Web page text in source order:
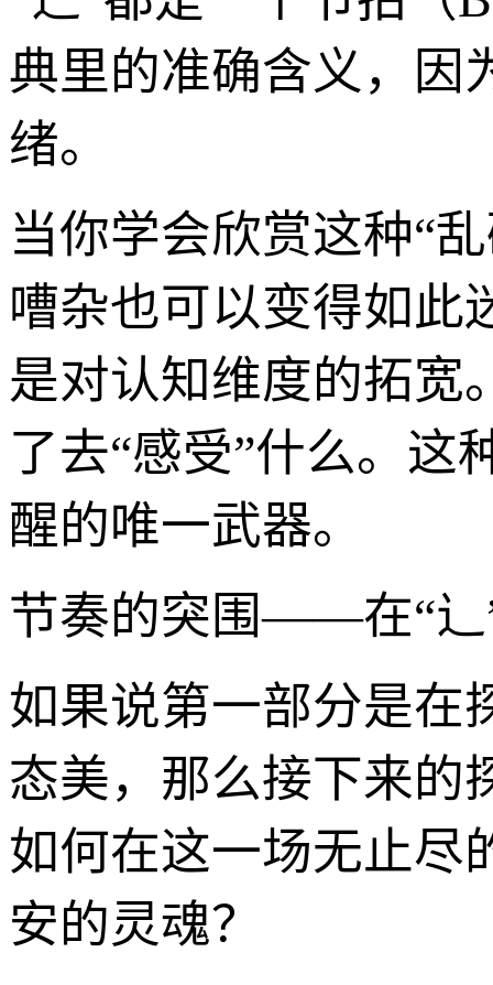
典里的准确含义，因
绪。
当你学会欣赏这种“
嘈杂也可以变得如此
是对认知维度的拓宽
了去“感受”什么。这
醒的唯一武器。
节奏的突围——在“辶
如果说第一部分是在
态美，那么接下来
如何在这一场无止尽
安的灵魂？